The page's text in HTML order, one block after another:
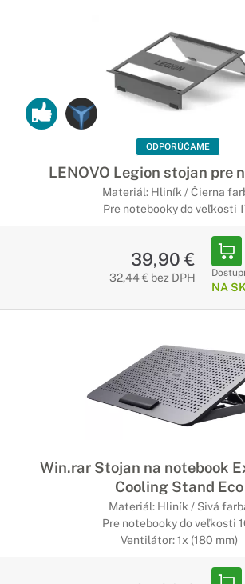
ODPORÚČAME
LENOVO Legion stojan pre
Materiál: Hliník / Čierna
Pre notebooky do veľkosti
39,90 €
32,44 € bez DPH
NA
Win.rar Stojan na notebook
Cooling Stand Eco
Materiál: Hliník / Sivá
Pre notebooky do veľkosti
Ventilátor: 1x (180 mm)